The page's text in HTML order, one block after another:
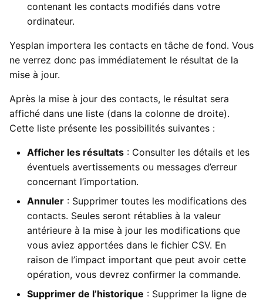
contenant les contacts modifiés dans votre
ordinateur.
Yesplan importera les contacts en tâche de fond. Vous
ne verrez donc pas immédiatement le résultat de la
mise à jour.
Après la mise à jour des contacts, le résultat sera
affiché dans une liste (dans la colonne de droite).
Cette liste présente les possibilités suivantes :
Afficher les résultats : Consulter les détails et les
éventuels avertissements ou messages d’erreur
concernant l’importation.
Annuler : Supprimer toutes les modifications des
contacts. Seules seront rétablies à la valeur
antérieure à la mise à jour les modifications que
vous aviez apportées dans le fichier CSV. En
raison de l’impact important que peut avoir cette
opération, vous devrez confirmer la commande.
Supprimer de l’historique : Supprimer la ligne de